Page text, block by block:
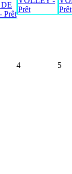
Prêt
Prêt
Prêt
4 5